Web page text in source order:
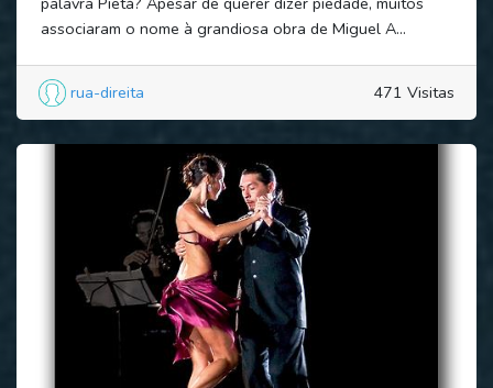
associaram o nome à grandiosa obra de Miguel A...
rua-direita 471 Visitas